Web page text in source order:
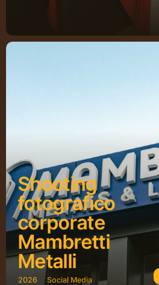
Shooting
fotografico
corporate
Mambretti
Metalli
2026 Social Media